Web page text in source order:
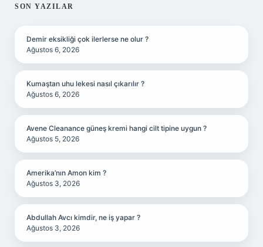
SON YAZILAR
Demir eksikliği çok ilerlerse ne olur ?
Ağustos 6, 2026
Kumaştan uhu lekesi nasıl çıkarılır ?
Ağustos 6, 2026
Avene Cleanance güneş kremi hangi cilt tipine uygun ?
Ağustos 5, 2026
Amerika’nın Amon kim ?
Ağustos 3, 2026
Abdullah Avcı kimdir, ne iş yapar ?
Ağustos 3, 2026